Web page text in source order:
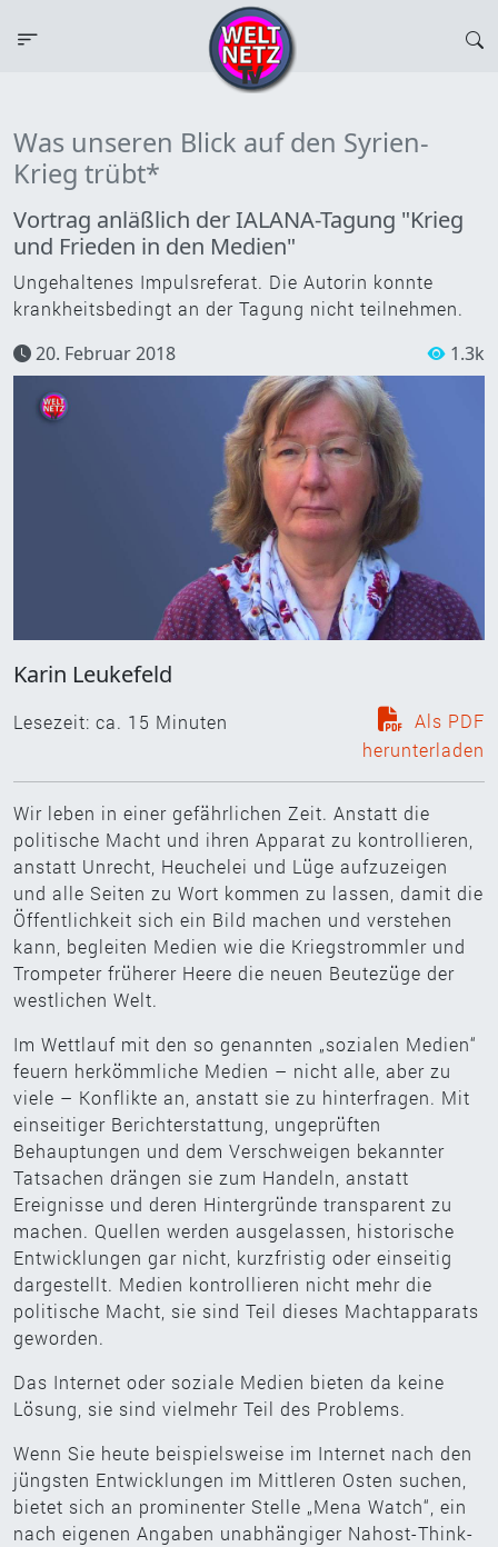
Was unseren Blick auf den Syrien-
Krieg trübt*
Vortrag anläßlich der IALANA-Tagung "Krieg
und Frieden in den Medien"
Ungehaltenes Impulsreferat. Die Autorin konnte
krankheitsbedingt an der Tagung nicht teilnehmen.
20. Februar 2018 1.3k
Karin Leukefeld
Lesezeit: ca. 15 Minuten
Als PDF
herunterladen
Wir leben in einer gefährlichen Zeit. Anstatt die
politische Macht und ihren Apparat zu kontrollieren,
anstatt Unrecht, Heuchelei und Lüge aufzuzeigen
und alle Seiten zu Wort kommen zu lassen, damit die
Öffentlichkeit sich ein Bild machen und verstehen
kann, begleiten Medien wie die Kriegstrommler und
Trompeter früherer Heere die neuen Beutezüge der
westlichen Welt.
Im Wettlauf mit den so genannten „sozialen Medien“
feuern herkömmliche Medien – nicht alle, aber zu
viele – Konflikte an, anstatt sie zu hinterfragen. Mit
einseitiger Berichterstattung, ungeprüften
Behauptungen und dem Verschweigen bekannter
Tatsachen drängen sie zum Handeln, anstatt
Ereignisse und deren Hintergründe transparent zu
machen. Quellen werden ausgelassen, historische
Entwicklungen gar nicht, kurzfristig oder einseitig
dargestellt. Medien kontrollieren nicht mehr die
politische Macht, sie sind Teil dieses Machtapparats
geworden.
Das Internet oder soziale Medien bieten da keine
Lösung, sie sind vielmehr Teil des Problems.
Wenn Sie heute beispielsweise im Internet nach den
jüngsten Entwicklungen im Mittleren Osten suchen,
bietet sich an prominenter Stelle „Mena Watch“, ein
nach eigenen Angaben unabhängiger Nahost-Think-